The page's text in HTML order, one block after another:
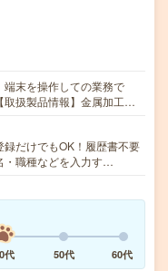
末を操作しての業務で
取扱製品情報】金属加工…
だけでもOK！履歴書不要
職種などを入力す…
代 50代 60代